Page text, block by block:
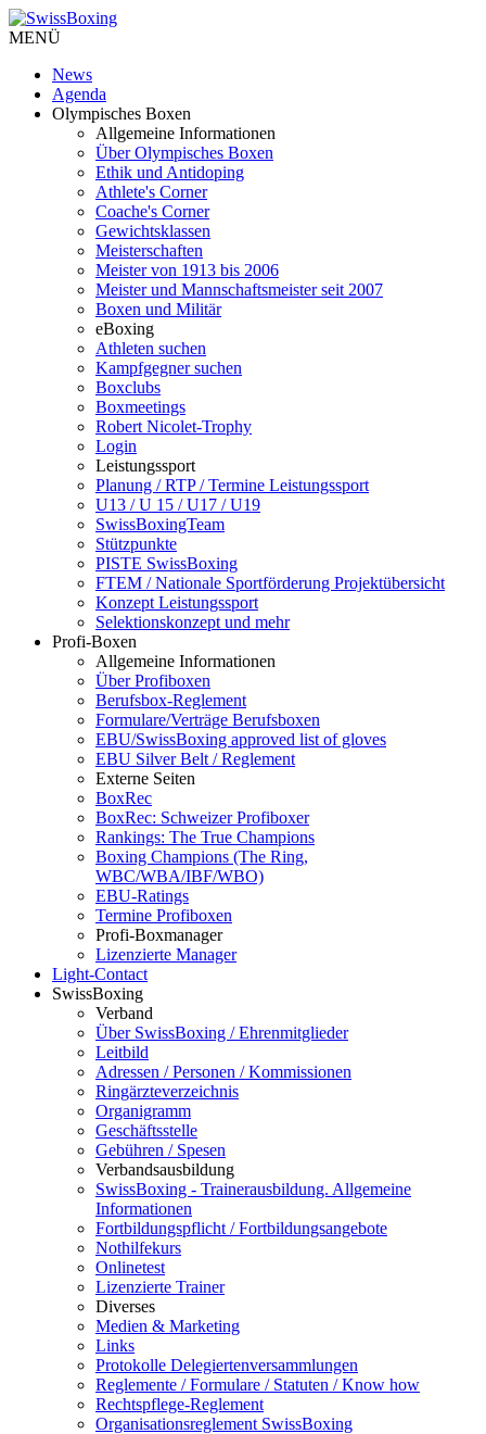
MENÜ
News
Agenda
Olympisches Boxen
Allgemeine Informationen
Über Olympisches Boxen
Ethik und Antidoping
Athlete's Corner
Coache's Corner
Gewichtsklassen
Meisterschaften
Meister von 1913 bis 2006
Meister und Mannschaftsmeister seit 2007
Boxen und Militär
eBoxing
Athleten suchen
Kampfgegner suchen
Boxclubs
Boxmeetings
Robert Nicolet-Trophy
Login
Leistungssport
Planung / RTP / Termine Leistungssport
U13 / U 15 / U17 / U19
SwissBoxingTeam
Stützpunkte
PISTE SwissBoxing
FTEM / Nationale Sportförderung Projektübersicht
Konzept Leistungssport
Selektionskonzept und mehr
Profi-Boxen
Allgemeine Informationen
Über Profiboxen
Berufsbox-Reglement
Formulare/Verträge Berufsboxen
EBU/SwissBoxing approved list of gloves
EBU Silver Belt / Reglement
Externe Seiten
BoxRec
BoxRec: Schweizer Profiboxer
Rankings: The True Champions
Boxing Champions (The Ring,
WBC/WBA/IBF/WBO)
EBU-Ratings
Termine Profiboxen
Profi-Boxmanager
Lizenzierte Manager
Light-Contact
SwissBoxing
Verband
Über SwissBoxing / Ehrenmitglieder
Leitbild
Adressen / Personen / Kommissionen
Ringärzteverzeichnis
Organigramm
Geschäftsstelle
Gebühren / Spesen
Verbandsausbildung
SwissBoxing - Trainerausbildung. Allgemeine
Informationen
Fortbildungspflicht / Fortbildungsangebote
Nothilfekurs
Onlinetest
Lizenzierte Trainer
Diverses
Medien & Marketing
Links
Protokolle Delegiertenversammlungen
Reglemente / Formulare / Statuten / Know how
Rechtspflege-Reglement
Organisationsreglement SwissBoxing